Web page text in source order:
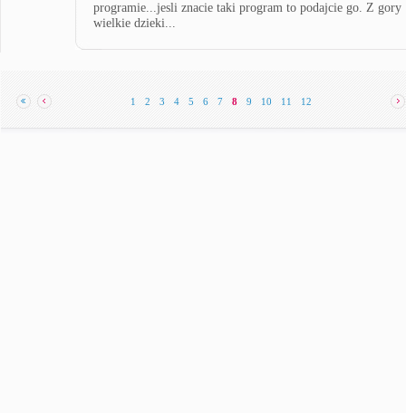
programie...jesli znacie taki program to podajcie go. Z gory
wielkie dzieki...
1 2 3 4 5 6 7 8 9 10 11 12